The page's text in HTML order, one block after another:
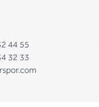
44 55
32 33